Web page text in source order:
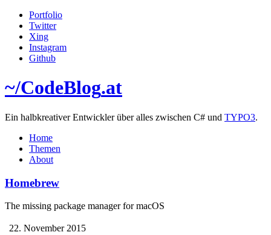
Portfolio
Twitter
Xing
Instagram
Github
~/CodeBlog.at
Ein halbkreativer Entwickler über alles zwischen C# und TYPO3.
Home
Themen
About
Homebrew
The missing package manager for macOS
22. November 2015